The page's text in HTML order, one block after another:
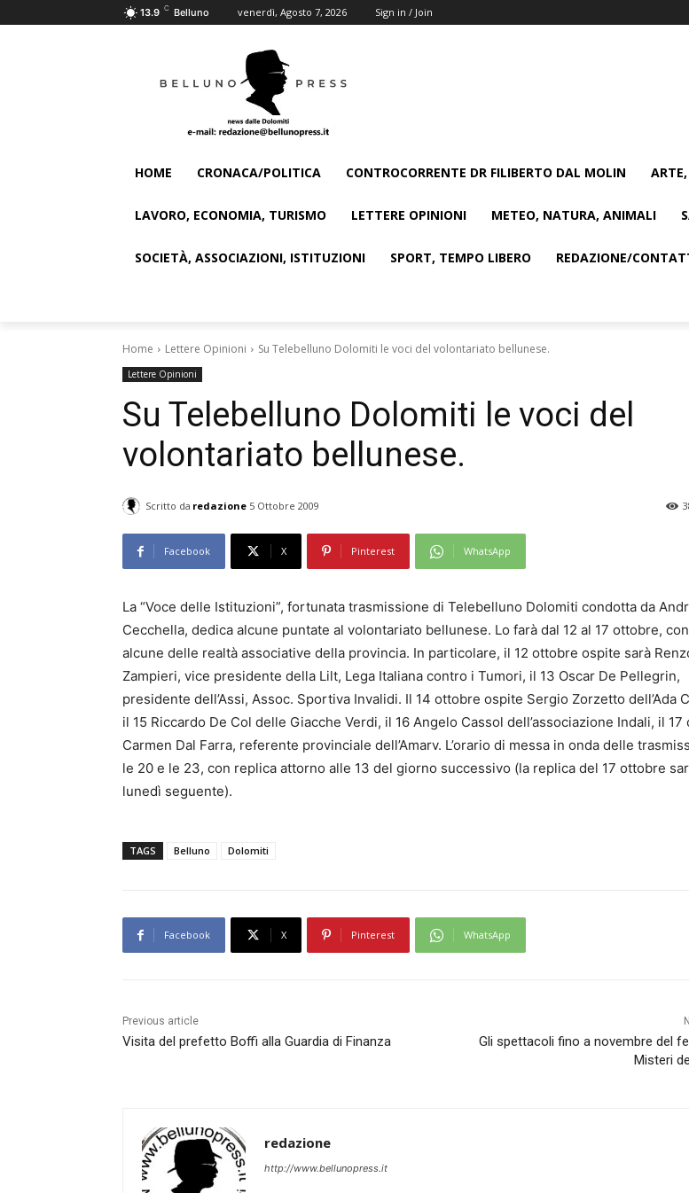
13.9 C Belluno venerdì, Agosto 7, 2026 Sign in / Join
HOME CRONACA/POLITICA CONTROCORRENTE DR FILIBERTO DAL MOLIN
LAVORO, ECONOMIA, TURISMO LETTERE OPINIONI METEO, NATURA, ANIMALI
SOCIETÀ, ASSOCIAZIONI, ISTITUZIONI SPORT, TEMPO LIBERO REDAZIONE/
Home Lettere Opinioni Su Telebelluno Dolomiti le voci del volontariato bellunese.
Lettere Opinioni
Su Telebelluno Dolomiti le voci del
volontariato bellunese.
Scritto da redazione 5 Ottobre 2009
Facebook X Pinterest WhatsApp
La “Voce delle Istituzioni”, fortunata trasmissione di Telebelluno Dolomiti condotta da
Cecchella, dedica alcune puntate al volontariato bellunese. Lo farà dal 12 al 17 ottobre,
alcune delle realtà associative della provincia. In particolare, il 12 ottobre ospite sarà
Zampieri, vice presidente della Lilt, Lega Italiana contro i Tumori, il 13 Oscar De Pellegrin,
presidente dell’Assi, Assoc. Sportiva Invalidi. Il 14 ottobre ospite Sergio Zorzetto dell’Ada
il 15 Riccardo De Col delle Giacche Verdi, il 16 Angelo Cassol dell’associazione Indali, il 17
Carmen Dal Farra, referente provinciale dell’Amarv. L’orario di messa in onda delle
le 20 e le 23, con replica attorno alle 13 del giorno successivo (la replica del 17 ottobre
lunedì seguente).
TAGS Belluno Dolomiti
Facebook X Pinterest WhatsApp
Previous article
Visita del prefetto Boffi alla Guardia di Finanza
Gli spettacoli fino a novembre del
Misteri
redazione
http://www.bellunopress.it